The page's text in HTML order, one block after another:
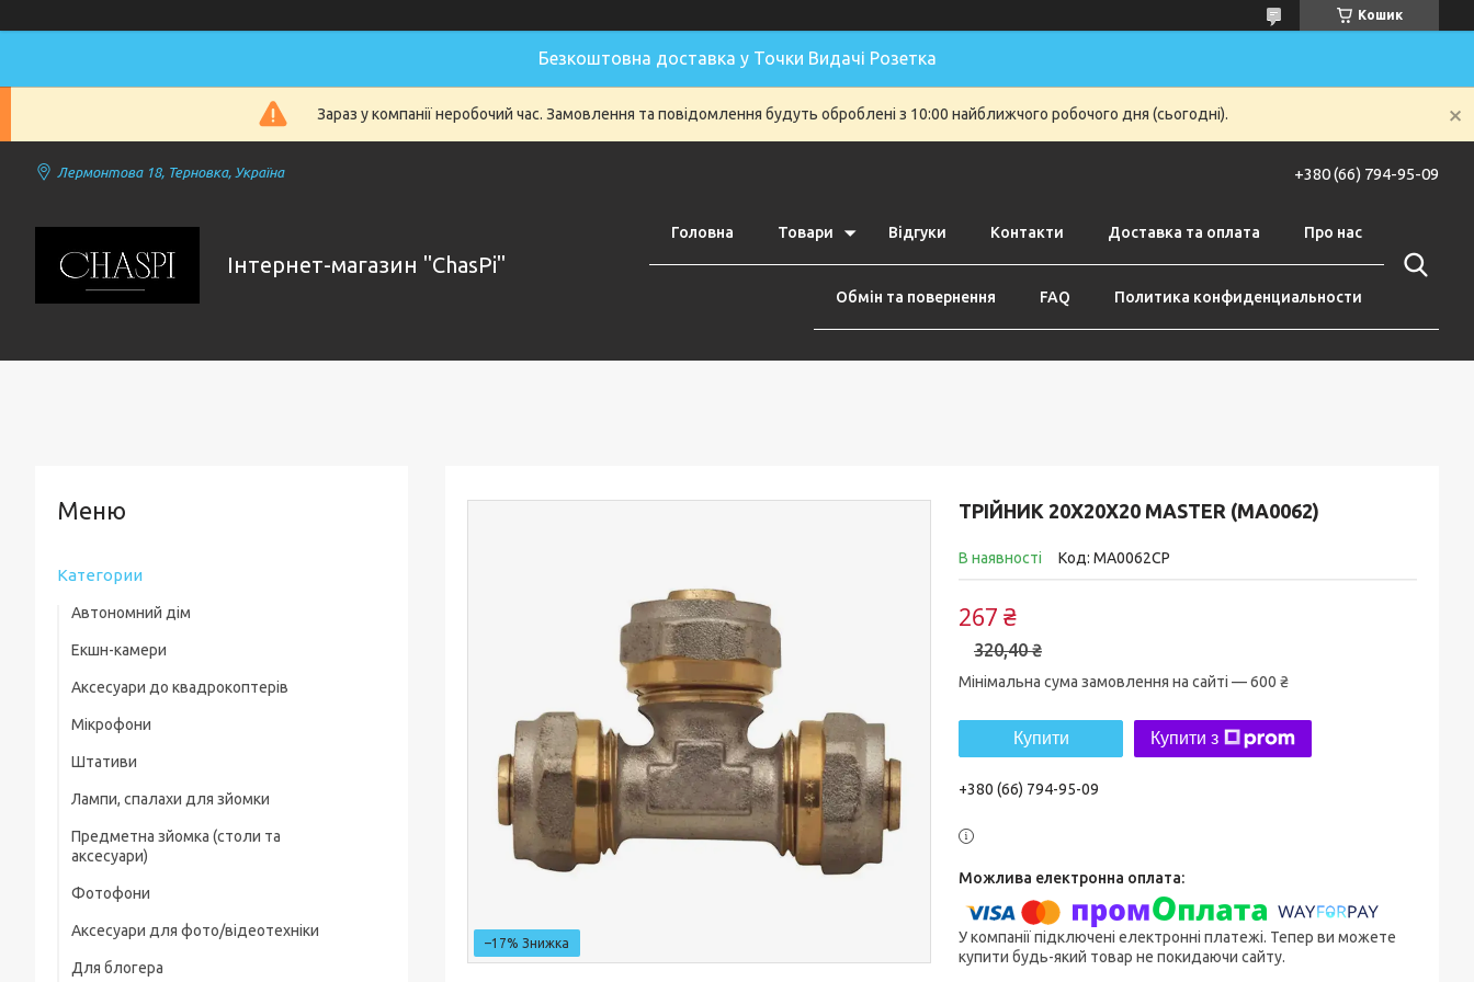
Кошик
Безкоштовна доставка у Точки Видачі Розетка
Зараз у компанії неробочий час. Замовлення та повідомлення будуть оброблені з 10:00 найближчого робочого дня (сьогодні).
Лермонтова 18, Терновка, Україна +380 (66) 794-95-09
Інтернет-магазин "ChasPi"
Головна Товари Відгуки Контакти Доставка та оплата Про нас
Обмін та повернення FAQ Политика конфиденциальности
ТРІЙНИК 20X20X20 MASTER (MA0062)
В наявності Код: MA0062CP
320,40 ₴
267 ₴
Мінімальна сума замовлення на сайті — 600 ₴
Купити Купити з
+380 (66) 794-95-09
У компанії підключені електронні платежі. Тепер ви можете
купити будь-який товар не покидаючи сайту.
–17%
Категории
Автономний дім
Екшн-камери
Аксесуари до квадрокоптерів
Комплектуючі для квадрокоптерів
Кейси для квадрокоптерів
Фільтри, лінзи
Пропелери та захист
Зарядні пристрої
Скидання вантажу
Мікрофони
Штативи
Лампи, спалахи для зйомки
Предметна зйомка (столи та
аксесуари)
Предметні столи
Лайткуби (фотобокси)
Аксесуари для предметного знімання
Фотофони
Аксесуари для фото/відеотехніки
Фільтри, лінзи
Для блогера